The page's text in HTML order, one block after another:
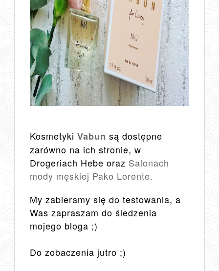
KosmetykiVabun są dostępne
zarówno na ich stronie, w
Drogeriach Hebe oraz Salonach
mody męskiej Pako Lorente.
My zabieramy się do testowania, a
Was zapraszam do śledzenia
mojego bloga ;)
Do zobaczenia jutro ;)